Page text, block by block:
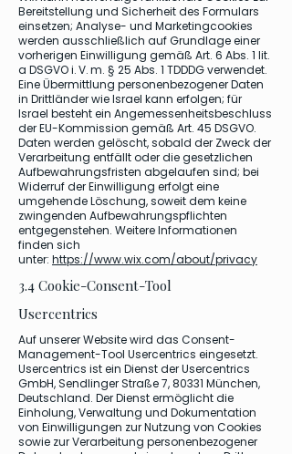
Bereitstellung und Sicherheit des Formulars
einsetzen; Analyse- und Marketingcookies
werden ausschließlich auf Grundlage einer
vorherigen Einwilligung gemäß Art. 6 Abs. 1 lit.
a DSGVO i. V. m. § 25 Abs. 1 TDDDG verwendet.
Eine Übermittlung personenbezogener Daten
in Drittländer wie Israel kann erfolgen; für
Israel besteht ein Angemessenheitsbeschluss
der EU-Kommission gemäß Art. 45 DSGVO.
Daten werden gelöscht, sobald der Zweck der
Verarbeitung entfällt oder die gesetzlichen
Aufbewahrungsfristen abgelaufen sind; bei
Widerruf der Einwilligung erfolgt eine
umgehende Löschung, soweit dem keine
zwingenden Aufbewahrungspflichten
entgegenstehen. Weitere Informationen
finden sich
unter: https://www.wix.com/about/privacy
3.4 Cookie-Consent-Tool
Usercentrics
Auf unserer Website wird das Consent-
Management-Tool Usercentrics eingesetzt.
Usercentrics ist ein Dienst der Usercentrics
GmbH, Sendlinger Straße 7, 80331 München,
Deutschland. Der Dienst ermöglicht die
Einholung, Verwaltung und Dokumentation
von Einwilligungen zur Nutzung von Cookies
sowie zur Verarbeitung personenbezogener